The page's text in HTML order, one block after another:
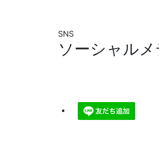
SNS
ソーシャル